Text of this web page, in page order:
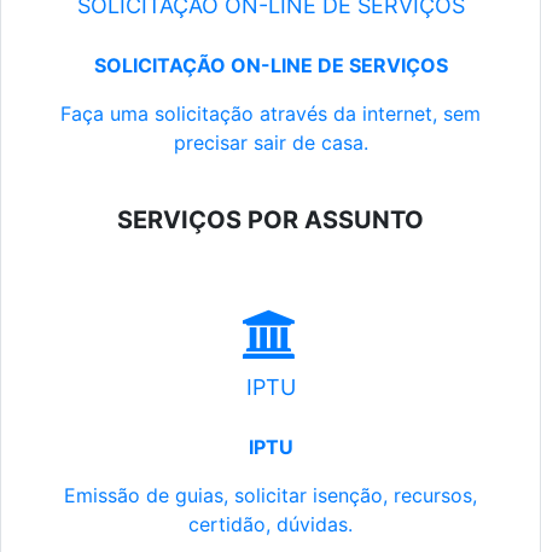
SOLICITAÇÃO ON-LINE DE SERVIÇOS
SOLICITAÇÃO ON-LINE DE SERVIÇOS
Faça uma solicitação através da internet, sem
precisar sair de casa.
SERVIÇOS POR ASSUNTO
IPTU
IPTU
Emissão de guias, solicitar isenção, recursos,
certidão, dúvidas.